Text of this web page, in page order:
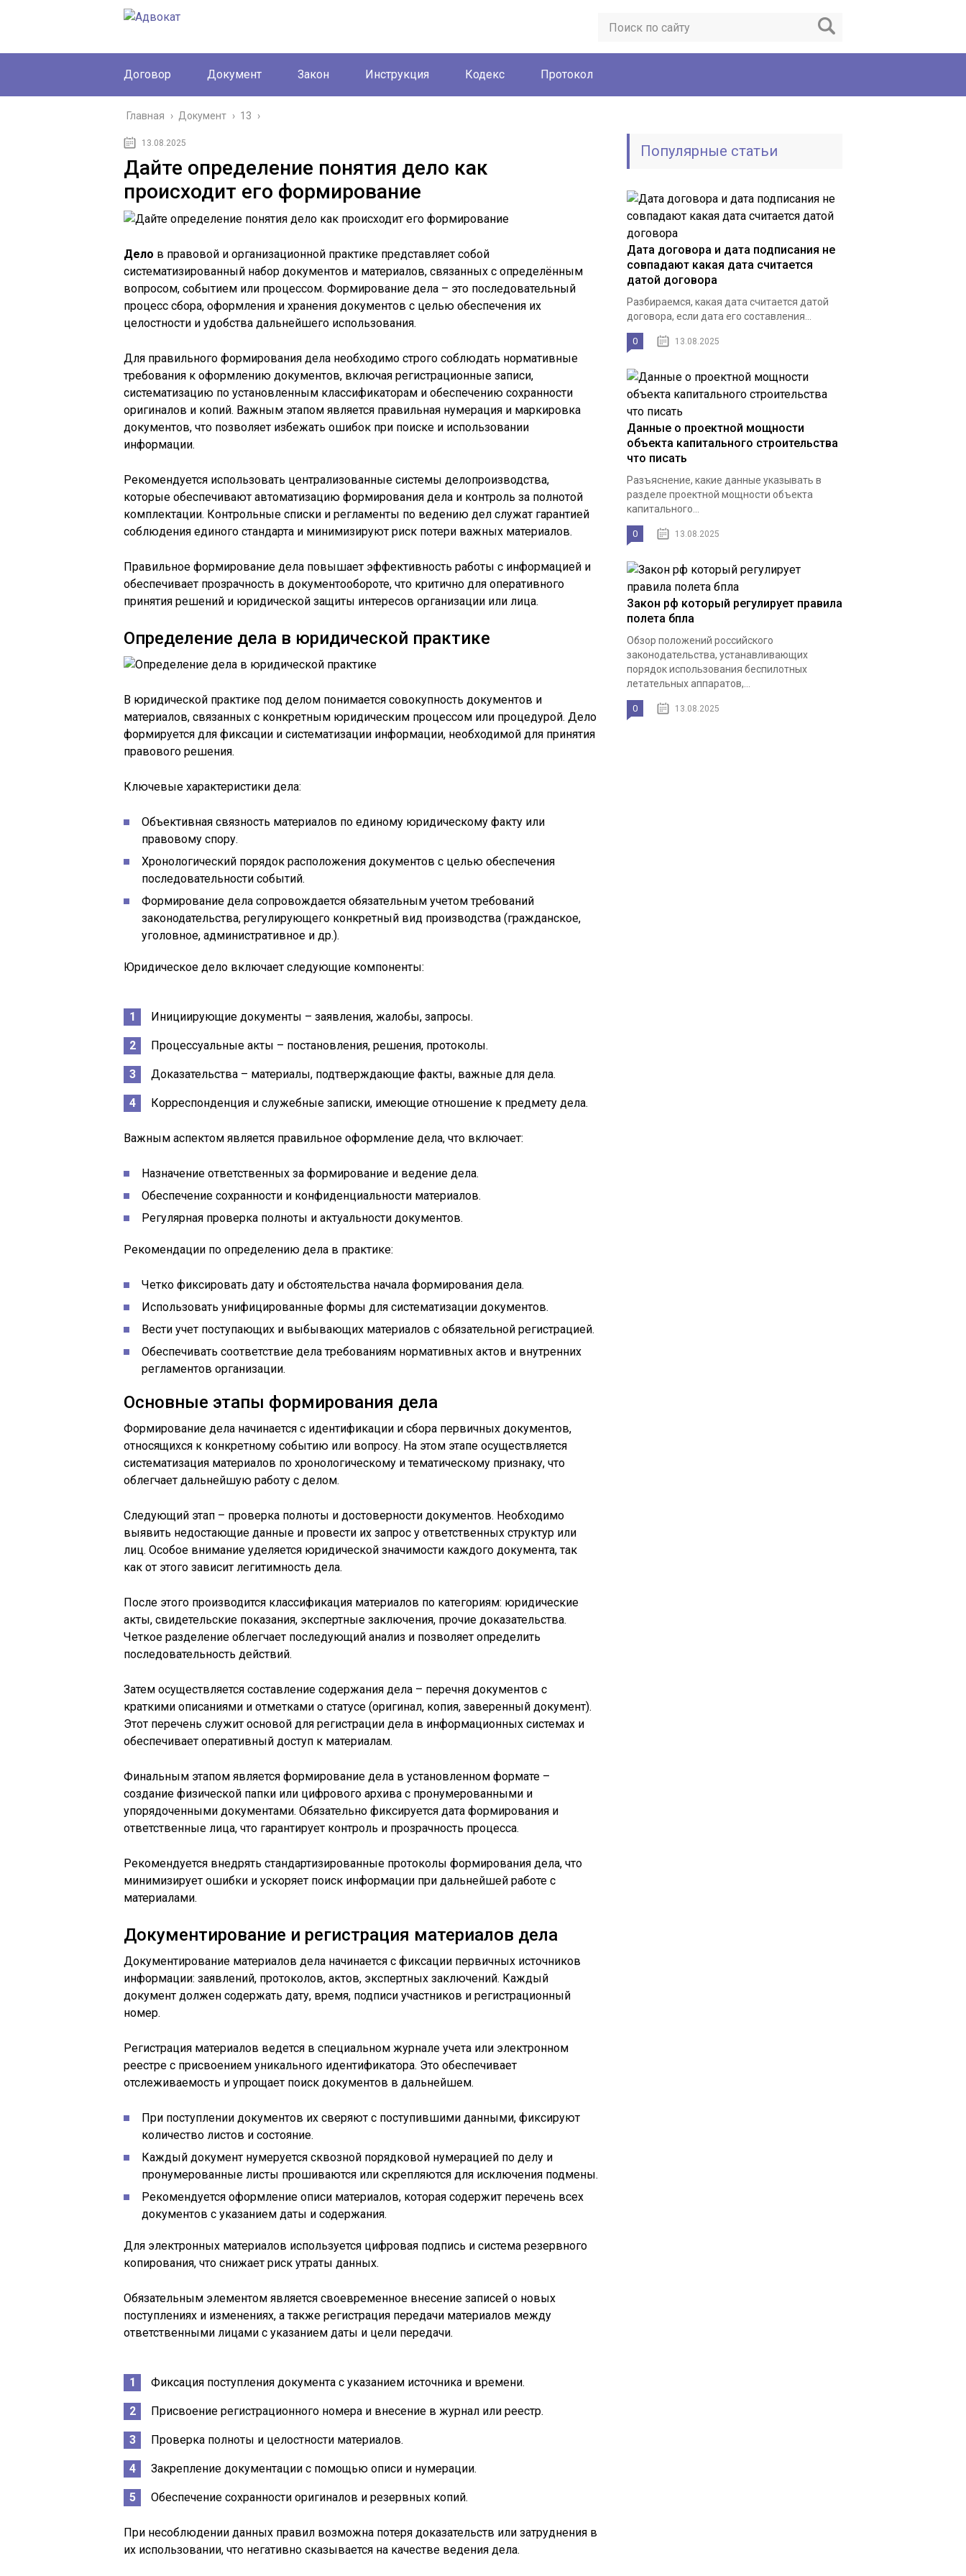
Договор Документ Закон Инструкция Кодекс Протокол
Главная › Документ › 13 ›
13.08.2025
Дайте определение понятия дело как
происходит его формирование
Дело в правовой и организационной практике представляет собой
систематизированный набор документов и материалов, связанных с определённым
вопросом, событием или процессом. Формирование дела – это последовательный
процесс сбора, оформления и хранения документов с целью обеспечения их
целостности и удобства дальнейшего использования.
Для правильного формирования дела необходимо строго соблюдать нормативные
требования к оформлению документов, включая регистрационные записи,
систематизацию по установленным классификаторам и обеспечению сохранности
оригиналов и копий. Важным этапом является правильная нумерация и маркировка
документов, что позволяет избежать ошибок при поиске и использовании
информации.
Рекомендуется использовать централизованные системы делопроизводства,
которые обеспечивают автоматизацию формирования дела и контроль за полнотой
комплектации. Контрольные списки и регламенты по ведению дел служат гарантией
соблюдения единого стандарта и минимизируют риск потери важных материалов.
Правильное формирование дела повышает эффективность работы с информацией и
обеспечивает прозрачность в документообороте, что критично для оперативного
принятия решений и юридической защиты интересов организации или лица.
Определение дела в юридической практике
В юридической практике под делом понимается совокупность документов и
материалов, связанных с конкретным юридическим процессом или процедурой. Дело
формируется для фиксации и систематизации информации, необходимой для принятия
правового решения.
Ключевые характеристики дела:
Объективная связность материалов по единому юридическому факту или
правовому спору.
Хронологический порядок расположения документов с целью обеспечения
последовательности событий.
Формирование дела сопровождается обязательным учетом требований
законодательства, регулирующего конкретный вид производства (гражданское,
уголовное, административное и др.).
Юридическое дело включает следующие компоненты:
Инициирующие документы – заявления, жалобы, запросы.
Процессуальные акты – постановления, решения, протоколы.
Доказательства – материалы, подтверждающие факты, важные для дела.
Корреспонденция и служебные записки, имеющие отношение к предмету дела.
Важным аспектом является правильное оформление дела, что включает:
Назначение ответственных за формирование и ведение дела.
Обеспечение сохранности и конфиденциальности материалов.
Регулярная проверка полноты и актуальности документов.
Рекомендации по определению дела в практике:
Четко фиксировать дату и обстоятельства начала формирования дела.
Использовать унифицированные формы для систематизации документов.
Вести учет поступающих и выбывающих материалов с обязательной регистрацией.
Обеспечивать соответствие дела требованиям нормативных актов и внутренних
регламентов организации.
Основные этапы формирования дела
Формирование дела начинается с идентификации и сбора первичных документов,
относящихся к конкретному событию или вопросу. На этом этапе осуществляется
систематизация материалов по хронологическому и тематическому признаку, что
облегчает дальнейшую работу с делом.
Следующий этап – проверка полноты и достоверности документов. Необходимо
выявить недостающие данные и провести их запрос у ответственных структур или
лиц. Особое внимание уделяется юридической значимости каждого документа, так
как от этого зависит легитимность дела.
После этого производится классификация материалов по категориям: юридические
акты, свидетельские показания, экспертные заключения, прочие доказательства.
Четкое разделение облегчает последующий анализ и позволяет определить
последовательность действий.
Затем осуществляется составление содержания дела – перечня документов с
краткими описаниями и отметками о статусе (оригинал, копия, заверенный документ).
Этот перечень служит основой для регистрации дела в информационных системах и
обеспечивает оперативный доступ к материалам.
Финальным этапом является формирование дела в установленном формате –
создание физической папки или цифрового архива с пронумерованными и
упорядоченными документами. Обязательно фиксируется дата формирования и
ответственные лица, что гарантирует контроль и прозрачность процесса.
Рекомендуется внедрять стандартизированные протоколы формирования дела, что
минимизирует ошибки и ускоряет поиск информации при дальнейшей работе с
материалами.
Документирование и регистрация материалов дела
Документирование материалов дела начинается с фиксации первичных источников
информации: заявлений, протоколов, актов, экспертных заключений. Каждый
документ должен содержать дату, время, подписи участников и регистрационный
номер.
Регистрация материалов ведется в специальном журнале учета или электронном
реестре с присвоением уникального идентификатора. Это обеспечивает
отслеживаемость и упрощает поиск документов в дальнейшем.
При поступлении документов их сверяют с поступившими данными, фиксируют
количество листов и состояние.
Каждый документ нумеруется сквозной порядковой нумерацией по делу и
пронумерованные листы прошиваются или скрепляются для исключения подмены.
Рекомендуется оформление описи материалов, которая содержит перечень всех
документов с указанием даты и содержания.
Для электронных материалов используется цифровая подпись и система резервного
копирования, что снижает риск утраты данных.
Обязательным элементом является своевременное внесение записей о новых
поступлениях и изменениях, а также регистрация передачи материалов между
ответственными лицами с указанием даты и цели передачи.
Фиксация поступления документа с указанием источника и времени.
Присвоение регистрационного номера и внесение в журнал или реестр.
Проверка полноты и целостности материалов.
Закрепление документации с помощью описи и нумерации.
Обеспечение сохранности оригиналов и резервных копий.
При несоблюдении данных правил возможна потеря доказательств или затруднения в
их использовании, что негативно сказывается на качестве ведения дела.
Популярные статьи
Дата договора и дата подписания не
совпадают какая дата считается
датой договора
Разбираемся, какая дата считается датой
договора, если дата его составления...
0 13.08.2025
Данные о проектной мощности
объекта капитального строительства
что писать
Разъяснение, какие данные указывать в
разделе проектной мощности объекта
капитального...
0 13.08.2025
Закон рф который регулирует правила
полета бпла
Обзор положений российского
законодательства, устанавливающих
порядок использования беспилотных
летательных аппаратов,...
0 13.08.2025